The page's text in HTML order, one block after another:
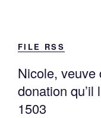
FILE RSS
Nicole, veuve
donation
1503